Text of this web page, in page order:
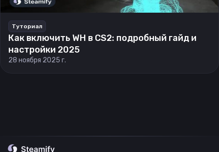
Туториал
Как включить WH в CS2: подробный гайд и
настройки 2025
28 ноября 2025 г.